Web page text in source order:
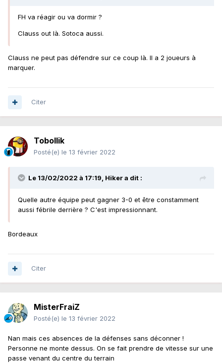
FH va réagir ou va dormir ?
Clauss out là. Sotoca aussi.
Clauss ne peut pas défendre sur ce coup là. Il a 2 joueurs à
marquer.
Citer
Tobollik
Posté(e) le 13 février 2022
Le 13/02/2022 à 17:19, Hikera dit :
Quelle autre équipe peut gagner 3-0 et être constamment
aussi fébrile derrière ? C'est impressionnant.
Bordeaux
Citer
MisterFraiZ
Posté(e) le 13 février 2022
Nan mais ces absences de la défenses sans déconner !
Personne ne monte dessus. On se fait prendre de vitesse sur une
passe venant du centre du terrain